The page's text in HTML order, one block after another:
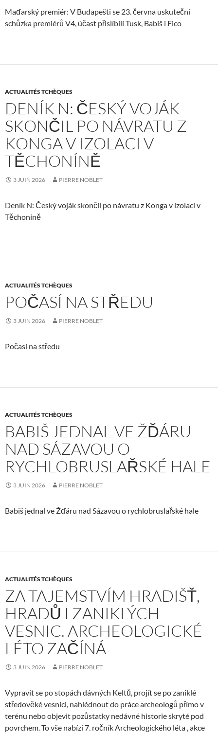
Maďarský premiér: V Budapešti se 23. června uskuteční
schůzka premiérů V4, účast přislíbili Tusk, Babiš i Fico
ACTUALITÉS TCHÈQUES
DENÍK N: ČESKÝ VOJÁK
SKONČIL PO NÁVRATU Z
KONGA V IZOLACI V
TĚCHONÍNĚ
3 JUIN 2026 PIERRE NOBLET
Deník N: Český voják skončil po návratu z Konga v izolaci v
Těchoníně
ACTUALITÉS TCHÈQUES
POČASÍ NA STŘEDU
3 JUIN 2026 PIERRE NOBLET
Počasí na středu
ACTUALITÉS TCHÈQUES
BABIŠ JEDNAL VE ŽĎÁRU
NAD SÁZAVOU O
RYCHLOBRUSLAŘSKÉ HALE
3 JUIN 2026 PIERRE NOBLET
Babiš jednal ve Žďáru nad Sázavou o rychlobruslařské hale
ACTUALITÉS TCHÈQUES
ZA TAJEMSTVÍM HRADIŠŤ,
HRADŮ I ZANIKLÝCH
VESNIC. ARCHEOLOGICKÉ
LÉTO ZAČÍNÁ
3 JUIN 2026 PIERRE NOBLET
Vypravit se po stopách dávných Keltů, projít se po zaniklé
středověké vesnici, nahlédnout do práce archeologů přímo v
terénu nebo objevit pozůstatky nedávné historie skryté pod
povrchem. To vše nabízí 7. ročník Archeologického léta , akce